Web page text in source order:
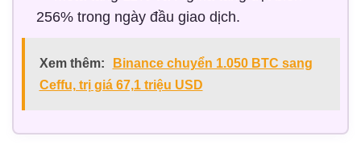
256% trong ngày đầu giao dịch.
Xem thêm:
Binance chuyển 1.050 BTC sang
Ceffu, trị giá 67,1 triệu USD